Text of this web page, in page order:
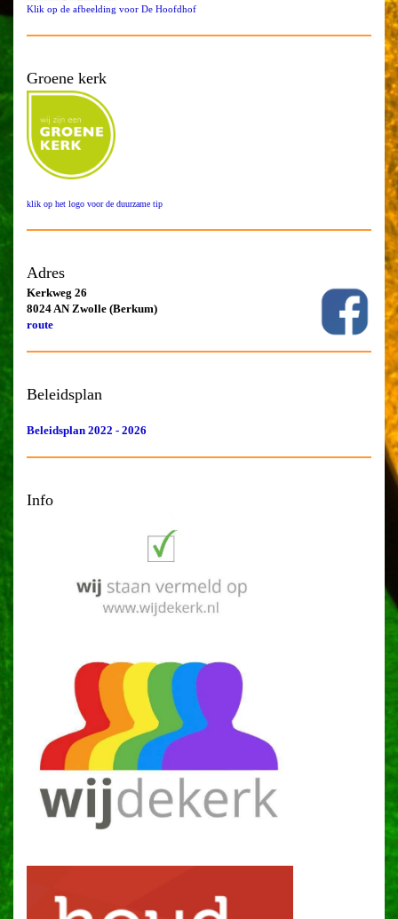
Klik op de afbeelding voor De Hoofdhof
Groene kerk
klik op het logo voor de duurzame tip
Adres
Kerkweg 26
8024 AN Zwolle (Berkum)
route
Beleidsplan
Beleidsplan 2022 - 2026
Info